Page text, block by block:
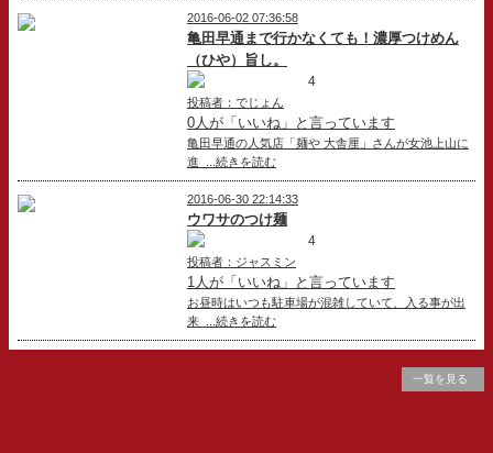
2016-06-02 07:36:58
亀田早通まで行かなくても！濃厚つけめん
（ひや）旨し。
4
投稿者：でじょん
0人が「いいね」と言っています
亀田早通の人気店「麺や 大舎厘」さんが女池上山に
進 ...続きを読む
2016-06-30 22:14:33
ウワサのつけ麺
4
投稿者：ジャスミン
1人が「いいね」と言っています
お昼時はいつも駐車場が混雑していて、入る事が出
来 ...続きを読む
一覧を見る